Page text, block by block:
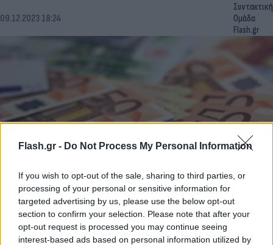
Flash.gr - Do Not Process My Personal Information
If you wish to opt-out of the sale, sharing to third parties, or
processing of your personal or sensitive information for
targeted advertising by us, please use the below opt-out
section to confirm your selection. Please note that after your
opt-out request is processed you may continue seeing
interest-based ads based on personal information utilized by
09.12.2023 18:24
Συντακτική
Ομάδα
Flash.gr
Πότε πληρώνονται αυξήσεις σε συντάξεις και
επιδόματα από τον ΕΦΚΑ
08.12.2023 08:40